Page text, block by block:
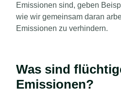
Emissionen sind, geben
wie wir gemeinsam daran
Emissionen zu verhindern.
Was sind
Emissionen?